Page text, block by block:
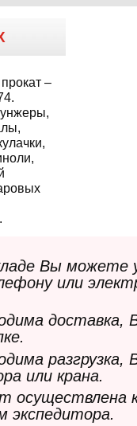
–
Вы можете
или
или крана.
осуществлена
экспедитора.